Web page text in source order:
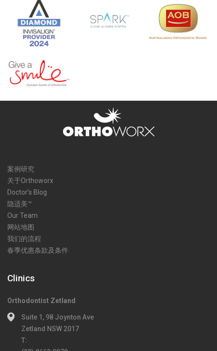
案例研究
关于Orthoworx
Doctor’s Blog
隐适美™
Our Team
网站地图
我们的流程
春季优惠条款及条件
Clinics
Orthodontist Zetland
Suite 1, 98 Joynton Ave
Zetland NSW 2017
T: